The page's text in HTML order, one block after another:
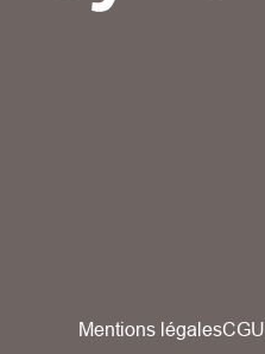
Mentions légalesCGU